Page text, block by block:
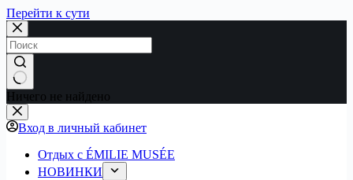
Перейти к сути
Ничего не найдено
Вход в личный кабинет
Отдых с ÉMILIE MUSÉE
НОВИНКИ